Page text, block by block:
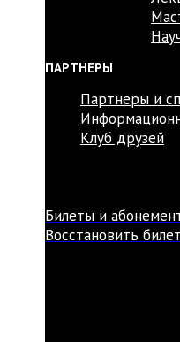
ПАРТНЕРЫ
Партнеры и
Клуб друзей
Билеты и
Восстановить билет